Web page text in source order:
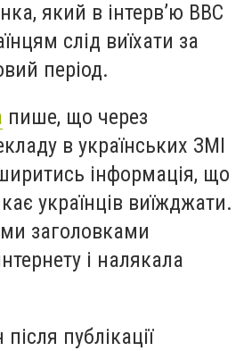
який в інтерв’ю BBC
слід виїхати за
період.
пише, що через
в українських ЗМІ
інформація, що
українців виїжджати.
заголовками
і налякала
публікації